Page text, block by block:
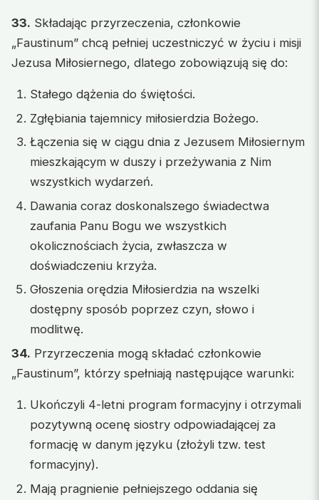
33. Składając przyrzeczenia, członkowie
„Faustinum” chcą pełniej uczestniczyć w życiu i misji
Jezusa Miłosiernego, dlatego zobowiązują się do:
Stałego dążenia do świętości.
Zgłębiania tajemnicy miłosierdzia Bożego.
Łączenia się w ciągu dnia z Jezusem Miłosiernym
mieszkającym w duszy i przeżywania z Nim
wszystkich wydarzeń.
Dawania coraz doskonalszego świadectwa
zaufania Panu Bogu we wszystkich
okolicznościach życia, zwłaszcza w
doświadczeniu krzyża.
Głoszenia orędzia Miłosierdzia na wszelki
dostępny sposób poprzez czyn, słowo i
modlitwę.
34. Przyrzeczenia mogą składać członkowie
„Faustinum”, którzy spełniają następujące warunki:
Ukończyli 4-letni program formacyjny i otrzymali
pozytywną ocenę siostry odpowiadającej za
formację w danym języku (złożyli tzw. test
formacyjny).
Mają pragnienie pełniejszego oddania się